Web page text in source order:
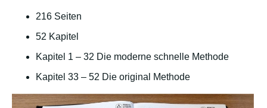
216 Seiten
52 Kapitel
Kapitel 1 – 32 Die moderne schnelle Methode
Kapitel 33 – 52 Die original Methode